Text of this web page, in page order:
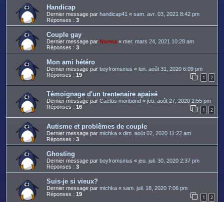
Handicap
Dernier message par handicap41 « sam. avr. 03, 2021 8:42 pm
Réponses : 3
Couple gay
Dernier message par Norma « mer. mars 24, 2021 10:28 am
Réponses : 3
Mon ami hétéro
Dernier message par boyfromsirius « lun. août 31, 2020 6:09 pm
Réponses : 19 1 2
Témoignage d'un trentenaire apaisé
Dernier message par Cactus moribond « jeu. août 27, 2020 2:55 pm
Réponses : 16 1 2
Autisme et problèmes de couple
Dernier message par michka « dim. août 02, 2020 11:22 am
Réponses : 3
Ghosting
Dernier message par boyfromsirius « jeu. juil. 30, 2020 2:37 pm
Réponses : 3
Suis-je si vieux?
Dernier message par michka « sam. juil. 18, 2020 7:06 pm
Réponses : 19 1 2